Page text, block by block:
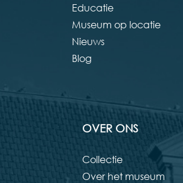
Educatie
Museum op locatie
Nieuws
Blog
OVER ONS
Collectie
Over het museum